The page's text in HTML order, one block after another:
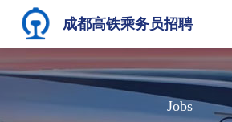
成都高铁乘务员招聘
Jobs